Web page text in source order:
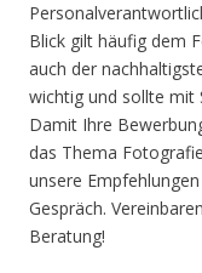
Blick gilt häufig dem
auch der
wichtig und sollte mit
Damit Ihre
das Thema
unsere
Gespräch.
Beratung!